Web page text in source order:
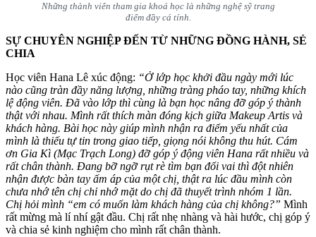
Những thành viên tham gia khoá học là những nghệ sỹ trang
điểm đầy cá tính.
SỰ CHUYÊN NGHIỆP ĐẾN TỪ NHỮNG ĐỒNG HÀNH, SẺ
CHIA
Học viên Hana Lê xúc động: “Ở lớp học khởi đầu ngày mới lúc
nào cũng tràn đầy năng lượng, những tràng pháo tay, những khích
lệ động viên. Đã vào lớp thì cùng là bạn học nâng đỡ góp ý thành
thật với nhau. Mình rất thích màn đóng kịch giữa Makeup Artis và
khách hàng. Bài học này giúp mình nhận ra điểm yếu nhất của
mình là thiếu tự tin trong giao tiếp, giọng nói không thu hút. Cám
ơn Gia Kì (Mạc Trạch Long) đỡ góp ý động viên Hana rất nhiều và
rất chân thành. Đang bỡ ngỡ rụt rè tìm bạn đổi vai thì đột nhiên
nhận được bàn tay ấm áp của một chị, thật ra lúc đầu mình còn
chưa nhớ tên chị chỉ nhớ mặt do chị đã thuyết trình nhóm 1 lần.
Chị hỏi mình “em có muốn làm khách hàng của chị không?” Mình
rất mừng mà lí nhí gật đầu. Chị rất nhẹ nhàng và hài hước, chị góp ý
và chia sẻ kinh nghiệm cho mình rất chân thành.